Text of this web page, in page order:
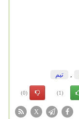
تیم
(1)
(0)
X